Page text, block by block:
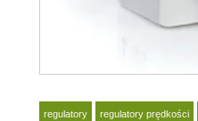
regulatory regulatory prędkości